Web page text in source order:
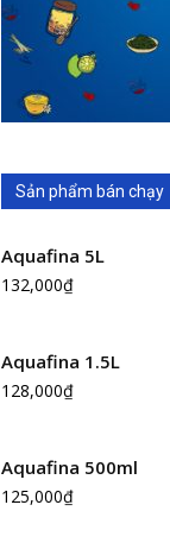
Sản phẩm bán chạy
Aquafina 5L
132,000₫
Aquafina 1.5L
128,000₫
Aquafina 500ml
125,000₫